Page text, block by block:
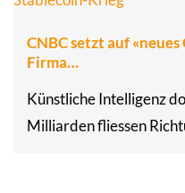
CNBC setzt auf
Firma…
Künstliche Intelligenz
Milliarden fliessen